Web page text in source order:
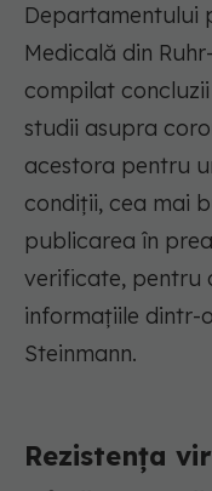
Departamentului
Medicală din
compilat
studii asupra
acestora pentru
condiții, cea mai
publicarea în
verificate, pentru
informațiile dintr-
Steinmann.
Rezistența